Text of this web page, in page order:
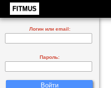
FITMUS
Логин или email:
Пароль: